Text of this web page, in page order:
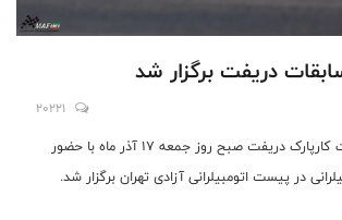
دریفت برگزار شد
20221
نخستین مرحله مسابقات کارپارک دریفت صبح روز جمعه 17 آذر ماه با حضور
در پیست اتومبیلرانی آزادی تهران برگزار شد.